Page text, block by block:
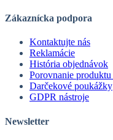
Zákaznícka podpora
Kontaktujte nás
Reklamácie
História objednávok
Porovnanie produktu
Darčekové poukážky
GDPR nástroje
Newsletter